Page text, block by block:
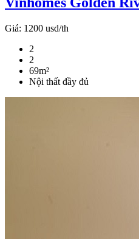
Giá: 1200 usd/th
2
2
69m²
Nội thất đầy đủ